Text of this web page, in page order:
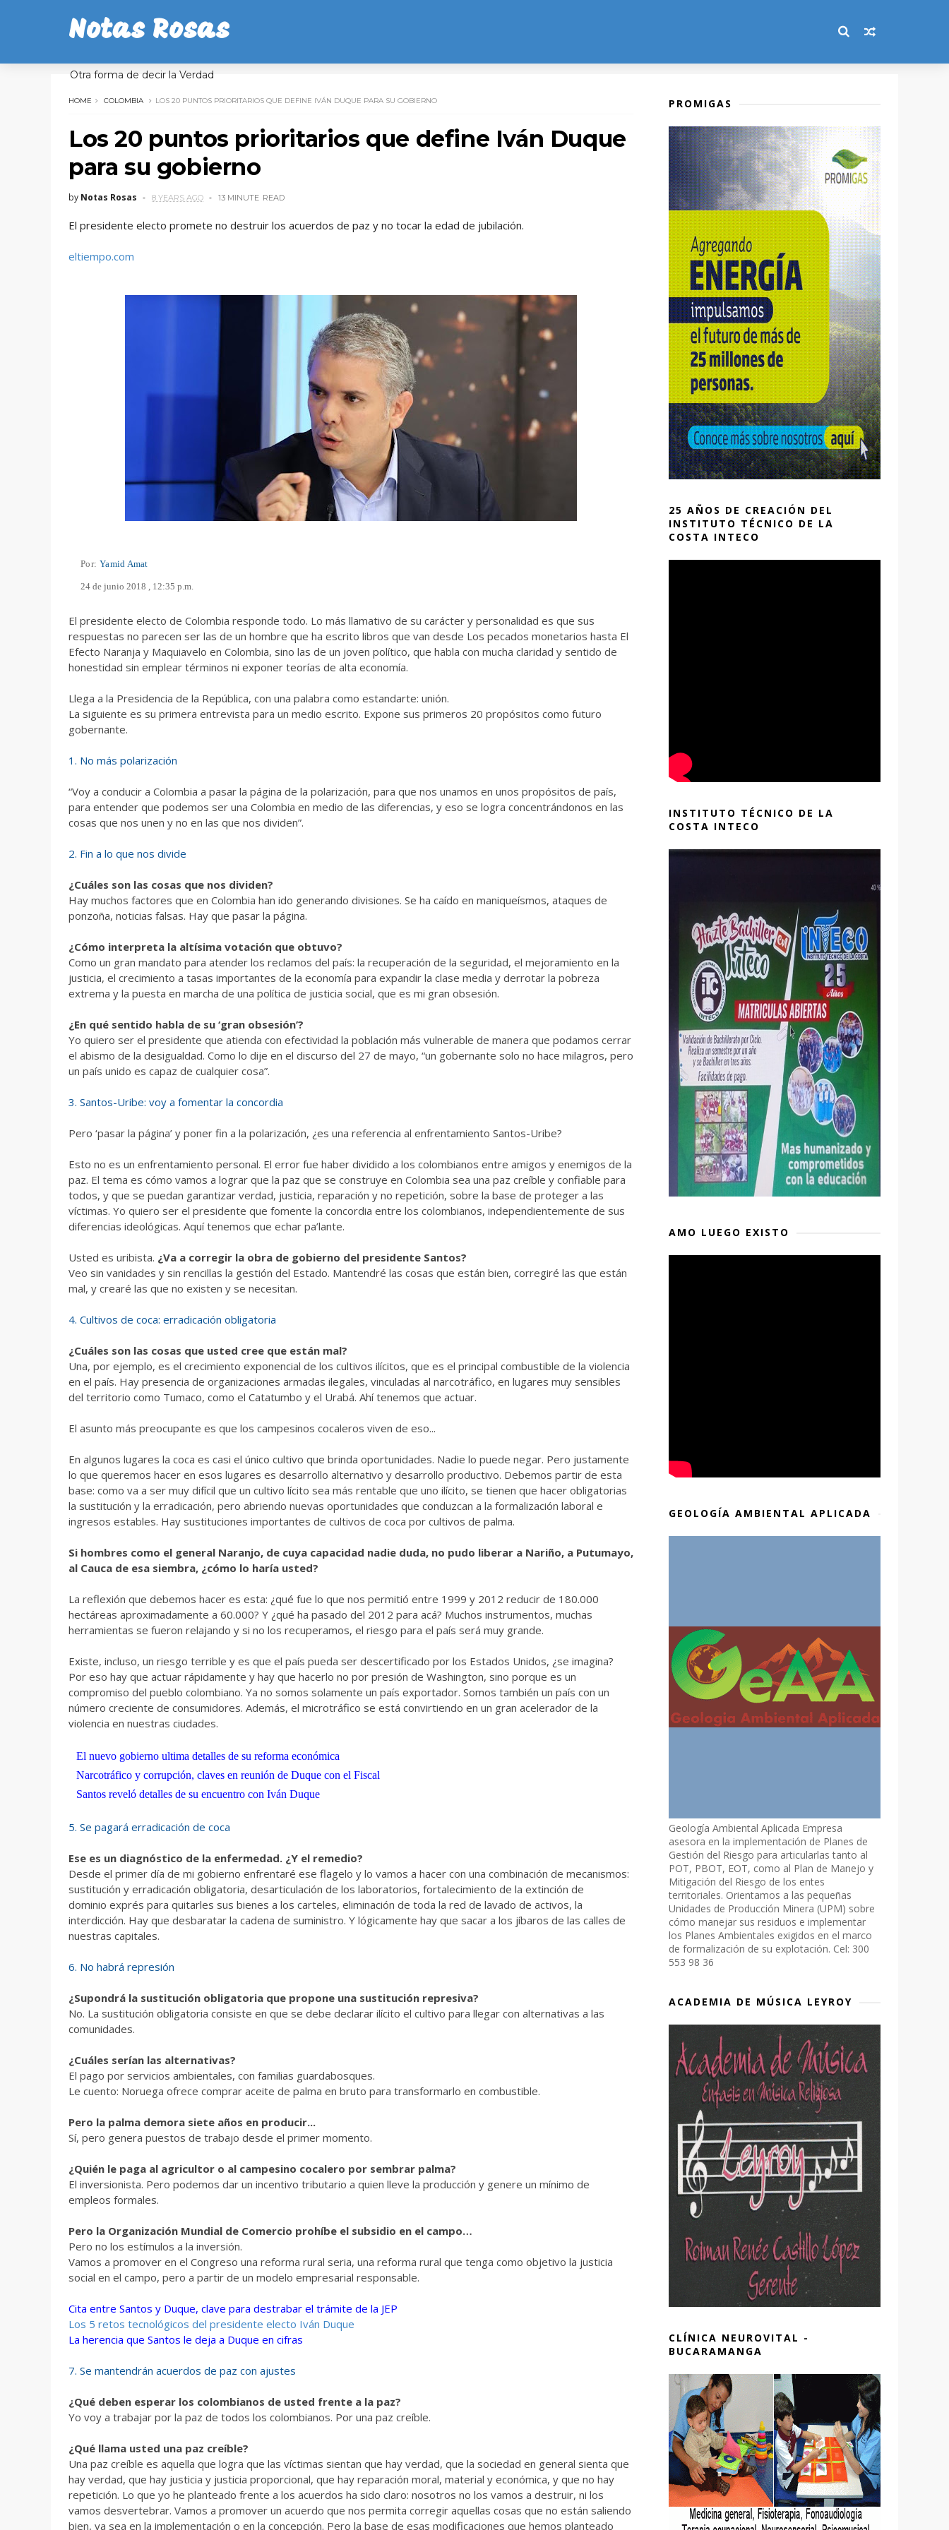
Notas Rosas
Otra forma de decir la Verdad
HOME COLOMBIA LOS 20 PUNTOS PRIORITARIOS QUE DEFINE IVÁN DUQUE PARA SU GOBIERNO
Los 20 puntos prioritarios que define Iván Duque
para su gobierno
by Notas Rosas 8 YEARS AGO 13 MINUTE READ
El presidente electo promete no destruir los acuerdos de paz y no tocar la edad de jubilación.
eltiempo.com
Por: Yamid Amat
24 de junio 2018 , 12:35 p.m.
El presidente electo de Colombia responde todo. Lo más llamativo de su carácter y personalidad es que sus
respuestas no parecen ser las de un hombre que ha escrito libros que van desde Los pecados monetarios hasta El
Efecto Naranja y Maquiavelo en Colombia, sino las de un joven político, que habla con mucha claridad y sentido de
honestidad sin emplear términos ni exponer teorías de alta economía.
Llega a la Presidencia de la República, con una palabra como estandarte: unión.
La siguiente es su primera entrevista para un medio escrito. Expone sus primeros 20 propósitos como futuro
gobernante.
1. No más polarización
“Voy a conducir a Colombia a pasar la página de la polarización, para que nos unamos en unos propósitos de país,
para entender que podemos ser una Colombia en medio de las diferencias, y eso se logra concentrándonos en las
cosas que nos unen y no en las que nos dividen”.
2. Fin a lo que nos divide
¿Cuáles son las cosas que nos dividen?
Hay muchos factores que en Colombia han ido generando divisiones. Se ha caído en maniqueísmos, ataques de
ponzoña, noticias falsas. Hay que pasar la página.
¿Cómo interpreta la altísima votación que obtuvo?
Como un gran mandato para atender los reclamos del país: la recuperación de la seguridad, el mejoramiento en la
justicia, el crecimiento a tasas importantes de la economía para expandir la clase media y derrotar la pobreza
extrema y la puesta en marcha de una política de justicia social, que es mi gran obsesión.
¿En qué sentido habla de su ‘gran obsesión’?
Yo quiero ser el presidente que atienda con efectividad la población más vulnerable de manera que podamos cerrar
el abismo de la desigualdad. Como lo dije en el discurso del 27 de mayo, “un gobernante solo no hace milagros, pero
un país unido es capaz de cualquier cosa”.
3. Santos-Uribe: voy a fomentar la concordia
Pero ‘pasar la página’ y poner fin a la polarización, ¿es una referencia al enfrentamiento Santos-Uribe?
Esto no es un enfrentamiento personal. El error fue haber dividido a los colombianos entre amigos y enemigos de la
paz. El tema es cómo vamos a lograr que la paz que se construye en Colombia sea una paz creíble y confiable para
todos, y que se puedan garantizar verdad, justicia, reparación y no repetición, sobre la base de proteger a las
víctimas. Yo quiero ser el presidente que fomente la concordia entre los colombianos, independientemente de sus
diferencias ideológicas. Aquí tenemos que echar pa’lante.
Usted es uribista. ¿Va a corregir la obra de gobierno del presidente Santos?
Veo sin vanidades y sin rencillas la gestión del Estado. Mantendré las cosas que están bien, corregiré las que están
mal, y crearé las que no existen y se necesitan.
4. Cultivos de coca: erradicación obligatoria
¿Cuáles son las cosas que usted cree que están mal?
Una, por ejemplo, es el crecimiento exponencial de los cultivos ilícitos, que es el principal combustible de la violencia
en el país. Hay presencia de organizaciones armadas ilegales, vinculadas al narcotráfico, en lugares muy sensibles
del territorio como Tumaco, como el Catatumbo y el Urabá. Ahí tenemos que actuar.
El asunto más preocupante es que los campesinos cocaleros viven de eso...
En algunos lugares la coca es casi el único cultivo que brinda oportunidades. Nadie lo puede negar. Pero justamente
lo que queremos hacer en esos lugares es desarrollo alternativo y desarrollo productivo. Debemos partir de esta
base: como va a ser muy difícil que un cultivo lícito sea más rentable que uno ilícito, se tienen que hacer obligatorias
la sustitución y la erradicación, pero abriendo nuevas oportunidades que conduzcan a la formalización laboral e
ingresos estables. Hay sustituciones importantes de cultivos de coca por cultivos de palma.
Si hombres como el general Naranjo, de cuya capacidad nadie duda, no pudo liberar a Nariño, a Putumayo,
al Cauca de esa siembra, ¿cómo lo haría usted?
La reflexión que debemos hacer es esta: ¿qué fue lo que nos permitió entre 1999 y 2012 reducir de 180.000
hectáreas aproximadamente a 60.000? Y ¿qué ha pasado del 2012 para acá? Muchos instrumentos, muchas
herramientas se fueron relajando y si no los recuperamos, el riesgo para el país será muy grande.
Existe, incluso, un riesgo terrible y es que el país pueda ser descertificado por los Estados Unidos, ¿se imagina?
Por eso hay que actuar rápidamente y hay que hacerlo no por presión de Washington, sino porque es un
compromiso del pueblo colombiano. Ya no somos solamente un país exportador. Somos también un país con un
número creciente de consumidores. Además, el microtráfico se está convirtiendo en un gran acelerador de la
violencia en nuestras ciudades.
El nuevo gobierno ultima detalles de su reforma económica
Narcotráfico y corrupción, claves en reunión de Duque con el Fiscal
Santos reveló detalles de su encuentro con Iván Duque
5. Se pagará erradicación de coca
Ese es un diagnóstico de la enfermedad. ¿Y el remedio?
Desde el primer día de mi gobierno enfrentaré ese flagelo y lo vamos a hacer con una combinación de mecanismos:
sustitución y erradicación obligatoria, desarticulación de los laboratorios, fortalecimiento de la extinción de
dominio exprés para quitarles sus bienes a los carteles, eliminación de toda la red de lavado de activos, la
interdicción. Hay que desbaratar la cadena de suministro. Y lógicamente hay que sacar a los jíbaros de las calles de
nuestras capitales.
6. No habrá represión
¿Supondrá la sustitución obligatoria que propone una sustitución represiva?
No. La sustitución obligatoria consiste en que se debe declarar ilícito el cultivo para llegar con alternativas a las
comunidades.
¿Cuáles serían las alternativas?
El pago por servicios ambientales, con familias guardabosques.
Le cuento: Noruega ofrece comprar aceite de palma en bruto para transformarlo en combustible.
Pero la palma demora siete años en producir...
Sí, pero genera puestos de trabajo desde el primer momento.
¿Quién le paga al agricultor o al campesino cocalero por sembrar palma?
El inversionista. Pero podemos dar un incentivo tributario a quien lleve la producción y genere un mínimo de
empleos formales.
Pero la Organización Mundial de Comercio prohíbe el subsidio en el campo…
Pero no los estímulos a la inversión.
Vamos a promover en el Congreso una reforma rural seria, una reforma rural que tenga como objetivo la justicia
social en el campo, pero a partir de un modelo empresarial responsable.
Cita entre Santos y Duque, clave para destrabar el trámite de la JEP
Los 5 retos tecnológicos del presidente electo Iván Duque
La herencia que Santos le deja a Duque en cifras
7. Se mantendrán acuerdos de paz con ajustes
¿Qué deben esperar los colombianos de usted frente a la paz?
Yo voy a trabajar por la paz de todos los colombianos. Por una paz creíble.
¿Qué llama usted una paz creíble?
Una paz creíble es aquella que logra que las víctimas sientan que hay verdad, que la sociedad en general sienta que
hay verdad, que hay justicia y justicia proporcional, que hay reparación moral, material y económica, y que no hay
repetición. Lo que yo he planteado frente a los acuerdos ha sido claro: nosotros no los vamos a destruir, ni los
vamos desvertebrar. Vamos a promover un acuerdo que nos permita corregir aquellas cosas que no están saliendo
bien, ya sea en la implementación o en la concepción. Pero la base de esas modificaciones que hemos planteado
PROMIGAS
25 AÑOS DE CREACIÓN DEL
INSTITUTO TÉCNICO DE LA
COSTA INTECO
INSTITUTO TÉCNICO DE LA
COSTA INTECO
AMO LUEGO EXISTO
GEOLOGÍA AMBIENTAL APLICADA
Geología Ambiental Aplicada Empresa
asesora en la implementación de Planes de
Gestión del Riesgo para articularlas tanto al
POT, PBOT, EOT, como al Plan de Manejo y
Mitigación del Riesgo de los entes
territoriales. Orientamos a las pequeñas
Unidades de Producción Minera (UPM) sobre
cómo manejar sus residuos e implementar
los Planes Ambientales exigidos en el marco
de formalización de su explotación. Cel: 300
553 98 36
ACADEMIA DE MÚSICA LEYROY
CLÍNICA NEUROVITAL -
BUCARAMANGA